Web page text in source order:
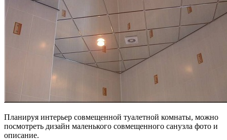
Планируя интерьер совмещенной туалетной комнаты, можно
посмотреть дизайн маленького совмещенного санузла фото и
описание.